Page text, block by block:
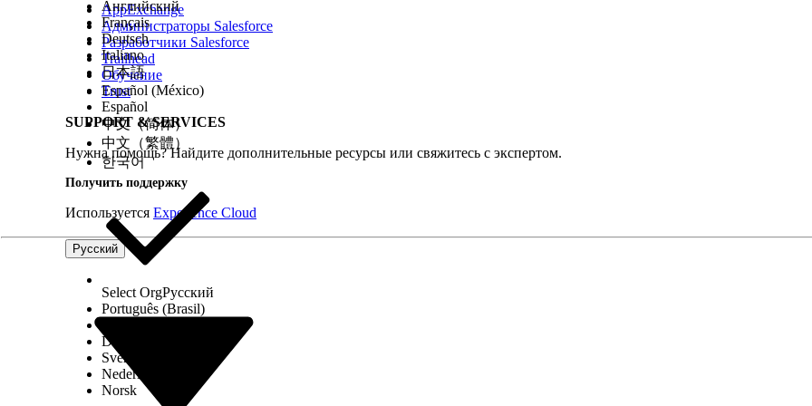
AppExchange
Администраторы Salesforce
Разработчики Salesforce
Trailhead
Обучение
Trust
SUPPORT & SERVICES
Нужна помощь? Найдите дополнительные ресурсы или свяжитесь с экспертом.
Получить поддержку
Используется Experience Cloud
Русский
Английский
Français
Deutsch
Italiano
日本語
Español (México)
Español
中文（简体）
中文（繁體）
한국어
Select OrgРусский
Português (Brasil)
Dansk
Svenska
Nederlands
Norsk